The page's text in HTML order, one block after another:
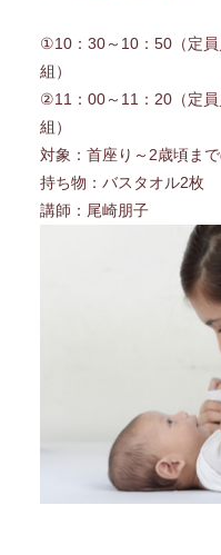
①10：30～10：50（定
組）
②11：00～11：20（定
組）
対象：首座り～2歳頃ま
持ち物：バスタオル2枚
講師：尾崎朋子